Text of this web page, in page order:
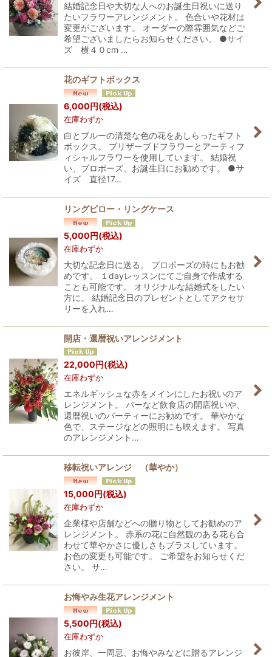
結婚記念日や大切な人へのお誕生日祝いに送り
たいフラワーアレンジメント。 色合いや花材は
変更がございます。 オーダーの際雰囲気などご
希望ございましたらお知らせください。 ●サイ
ズ 横４０cm …
花のギフトボックス
6,000円(税込)
在庫わずか
白とブルーの清楚な色の花をあしらったギフト
ボックス。 プリザーブドフラワーとアーティフ
ィシャルフラワーを使用しています。 結婚祝
い、プロポーズ、お誕生日にお勧めです。 ●サ
イズ 直径17…
リングピロー・リングケース
5,000円(税込)
在庫わずか
大切な記念日に送る。 プロポーズの時にもお勧
めです。 １dayレッスンにてご自身で作成する
ことも可能です。 オリジナルな結婚式をしたい
方に。 結婚記念日のプレゼントとしてアクセサ
リーを入れ…
開店・還暦祝いアレンジメント
22,000円(税込)
在庫わずか
エネルギッシュな赤をメインにしたお祝いのア
レンジメント。 バーなど飲食店の開店祝いや、
還暦祝いのパーティーにお勧めです。 華やかな
色で、ステージなどの照明にも映えます。 写真
のアレンジメント…
移転祝いアレンジ （華やか）
15,000円(税込)
在庫わずか
企業様や店舗などへの贈り物としてお勧めのア
レンジメント。 赤系の花に自然観のある花も合
わせて華やかさに優しさもプラスしています。
お色の変更も可能です。 ご希望をお知らせくだ
さい。 サ…
お悔やみ生花アレンジメント
5,500円(税込)
在庫わずか
お彼岸、一周忌、お悔やみなどに贈るアレンジ